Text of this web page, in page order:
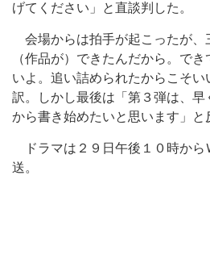
げてください」と直談判した。
会場からは拍手が起こったが、
（作品が）できたんだから。で
いよ。追い詰められたからこそ
訳。しかし最後は「第３弾は、早
から書き始めたいと思います」と
ドラマは２９日午後１０時から
送。